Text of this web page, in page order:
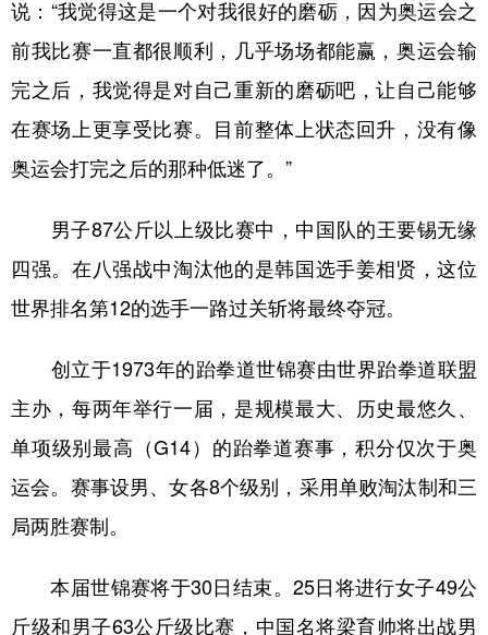
说：“我觉得这是一个对我很好的磨砺，因为奥运会之
前我比赛一直都很顺利，几乎场场都能赢，奥运会输
完之后，我觉得是对自己重新的磨砺吧，让自己能够
在赛场上更享受比赛。目前整体上状态回升，没有像
奥运会打完之后的那种低迷了。”
男子87公斤以上级比赛中，中国队的王要锡无缘
四强。在八强战中淘汰他的是韩国选手姜相贤，这位
世界排名第12的选手一路过关斩将最终夺冠。
创立于1973年的跆拳道世锦赛由世界跆拳道联盟
主办，每两年举行一届，是规模最大、历史最悠久、
单项级别最高（G14）的跆拳道赛事，积分仅次于奥
运会。赛事设男、女各8个级别，采用单败淘汰制和三
局两胜赛制。
本届世锦赛将于30日结束。25日将进行女子49公
斤级和男子63公斤级比赛，中国名将梁育帅将出战男